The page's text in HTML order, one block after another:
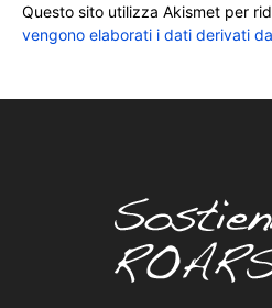
Questo sito utilizza Akismet per
vengono elaborati i dati derivati